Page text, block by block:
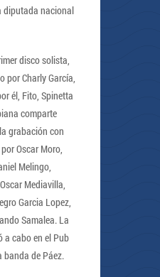
diputada nacional
disco solista,
por Charly García,
él, Fito, Spinetta
comparte
grabación con
Oscar Moro,
Melingo,
Mediavilla,
Garcia Lopez,
Samalea. La
a cabo en el Pub
banda de Páez.